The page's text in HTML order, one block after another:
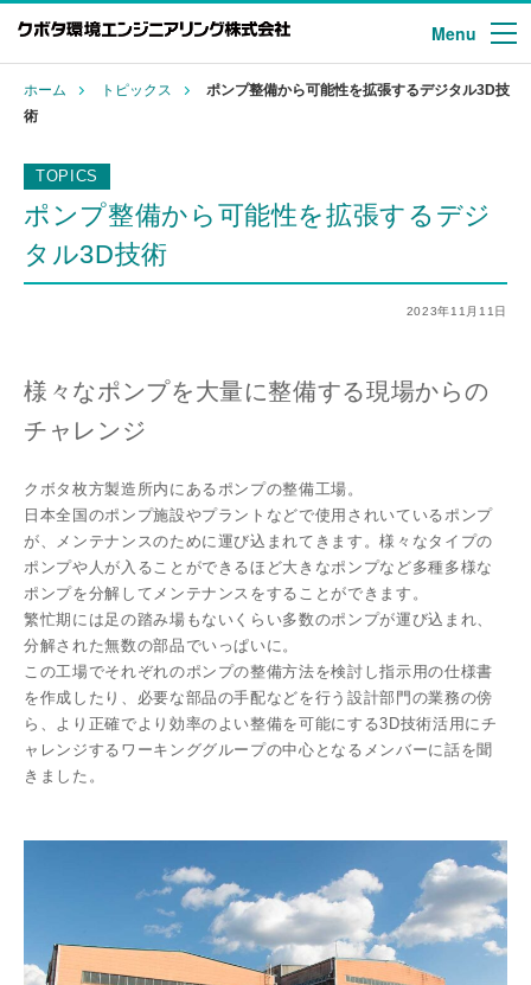
Menu
ホーム トピックス
ポンプ整備から可能性を拡張するデジタル3D技
術
TOPICS
ポンプ整備から可能性を拡張するデジ
タル3D技術
2023年11月11日
様々なポンプを大量に整備する現場からの
チャレンジ
クボタ枚方製造所内にあるポンプの整備工場。
日本全国のポンプ施設やプラントなどで使用されいているポンプ
が、メンテナンスのために運び込まれてきます。様々なタイプの
ポンプや人が入ることができるほど大きなポンプなど多種多様な
ポンプを分解してメンテナンスをすることができます。
繁忙期には足の踏み場もないくらい多数のポンプが運び込まれ、
分解された無数の部品でいっぱいに。
この工場でそれぞれのポンプの整備方法を検討し指示用の仕様書
を作成したり、必要な部品の手配などを行う設計部門の業務の傍
ら、より正確でより効率のよい整備を可能にする3D技術活用にチ
ャレンジするワーキンググループの中心となるメンバーに話を聞
きました。